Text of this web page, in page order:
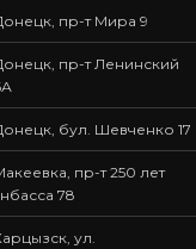
пр-т Мира 9
пр-т Ленинский
бул. Шевченко 17
пр-т 250 лет
78
ул.